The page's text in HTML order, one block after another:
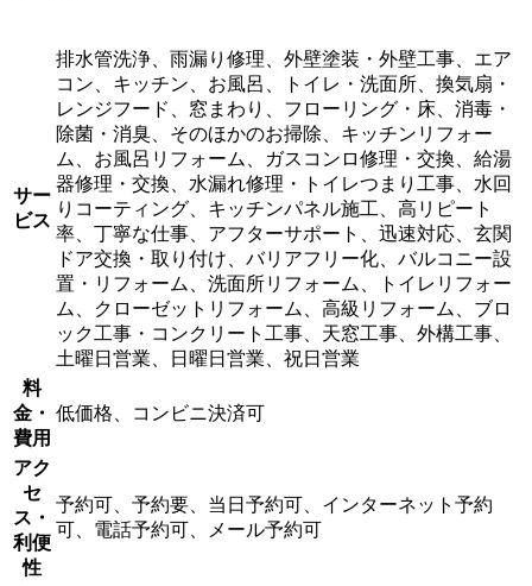
サー
ビス
排水管洗浄、雨漏り修理、外壁塗装・外壁工事、エア
コン、キッチン、お風呂、トイレ・洗面所、換気扇・
レンジフード、窓まわり、フローリング・床、消毒・
除菌・消臭、そのほかのお掃除、キッチンリフォー
ム、お風呂リフォーム、ガスコンロ修理・交換、給湯
器修理・交換、水漏れ修理・トイレつまり工事、水回
りコーティング、キッチンパネル施工、高リピート
率、丁寧な仕事、アフターサポート、迅速対応、玄関
ドア交換・取り付け、バリアフリー化、バルコニー設
置・リフォーム、洗面所リフォーム、トイレリフォー
ム、クローゼットリフォーム、高級リフォーム、ブロ
ック工事・コンクリート工事、天窓工事、外構工事、
土曜日営業、日曜日営業、祝日営業
料
金・
費用
低価格、コンビニ決済可
アク
セ
ス・
利便
性
予約可、予約要、当日予約可、インターネット予約
可、電話予約可、メール予約可